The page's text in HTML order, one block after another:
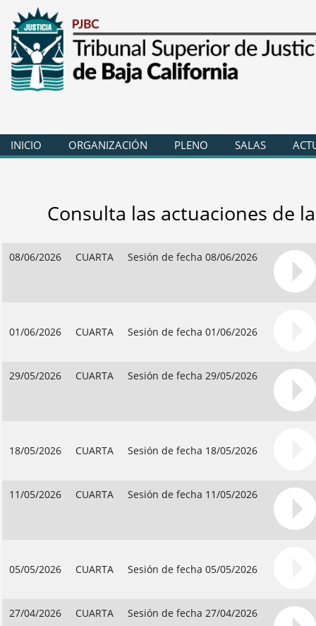
INICIO ORGANIZACIÓN PLENO SALAS
Consulta las actuaciones de
08/06/2026 CUARTA Sesión de fecha 08/06/2026
01/06/2026 CUARTA Sesión de fecha 01/06/2026
29/05/2026 CUARTA Sesión de fecha 29/05/2026
18/05/2026 CUARTA Sesión de fecha 18/05/2026
11/05/2026 CUARTA Sesión de fecha 11/05/2026
05/05/2026 CUARTA Sesión de fecha 05/05/2026
27/04/2026 CUARTA Sesión de fecha 27/04/2026